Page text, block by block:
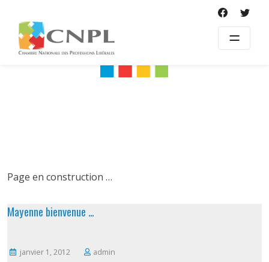
content
Page en construction …
Mayenne bienvenue …
janvier 1, 2012 admin